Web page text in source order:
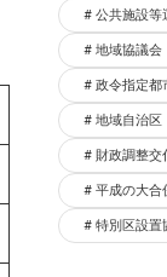
公共施設等
地域協議会
政令指定都
地域自治区
財政調整交
平成の大合
特別区設置